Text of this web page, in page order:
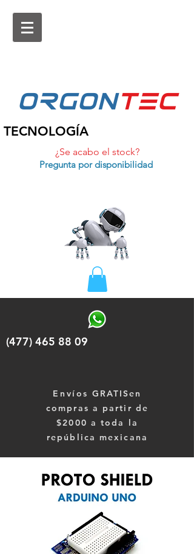
ORGONtEc
TECNOLOGÍA
¿Se acabo el stock?
Pregunta por disponibilidad
(477) 465 88 09
Envíos GRATISen
compras a partir de
$2000 a toda la
república mexicana